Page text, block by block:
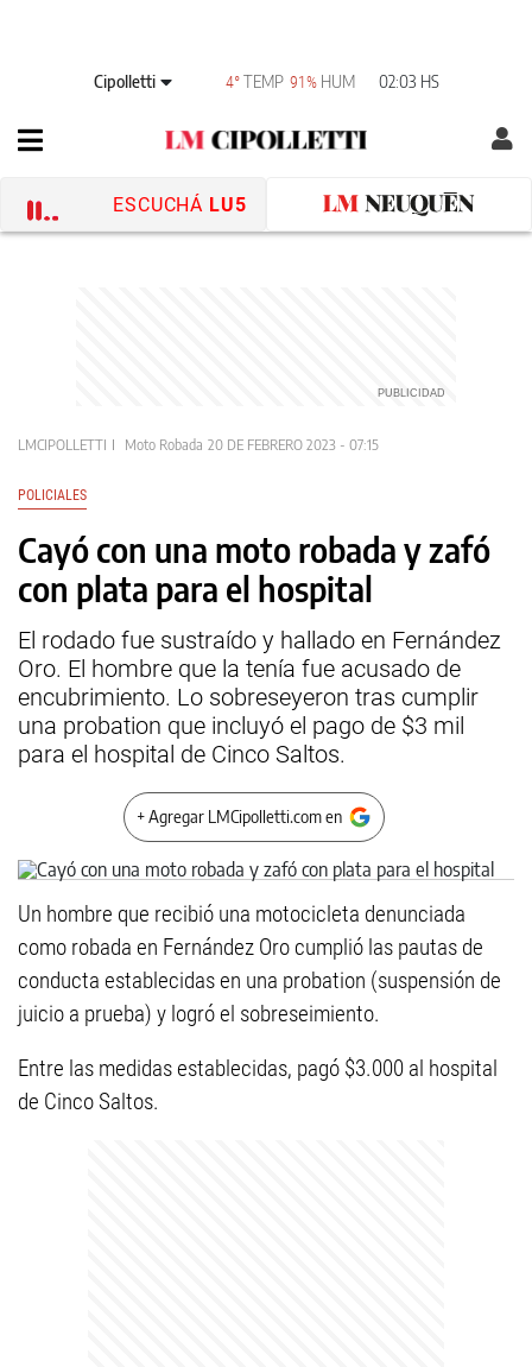
Cipolletti 4° TEMP 91% HUM 02:03 HS
ESCUCHÁ LU5
LMCIPOLLETTI Moto Robada 20 DE FEBRERO 2023 - 07:15
POLICIALES
Cayó con una moto robada y zafó
con plata para el hospital
El rodado fue sustraído y hallado en Fernández
Oro. El hombre que la tenía fue acusado de
encubrimiento. Lo sobreseyeron tras cumplir
una probation que incluyó el pago de $3 mil
para el hospital de Cinco Saltos.
+ Agregar LMCipolletti.com en
Un hombre que recibió una motocicleta denunciada
como robada en Fernández Oro cumplió las pautas de
conducta establecidas en una probation (suspensión de
juicio a prueba) y logró el sobreseimiento.
Entre las medidas establecidas, pagó $3.000 al hospital
de Cinco Saltos.